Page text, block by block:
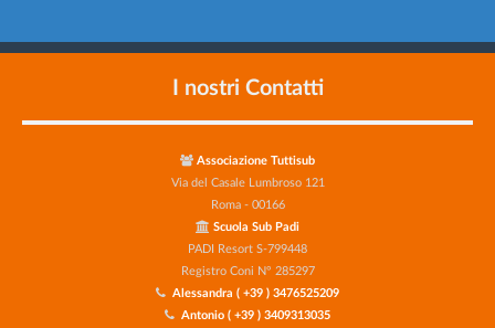
I nostri Contatti
Associazione Tuttisub
Via del Casale Lumbroso 121
Roma - 00166
Scuola Sub Padi
PADI Resort S-799448
Registro Coni N° 285297
Alessandra ( +39 ) 3476525209
Antonio ( +39 ) 3409313035